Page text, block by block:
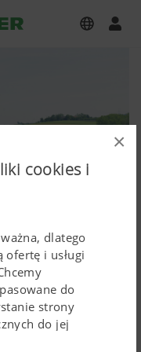
×
cookies i
dlatego
ofertę i usługi
do
strony
do jej